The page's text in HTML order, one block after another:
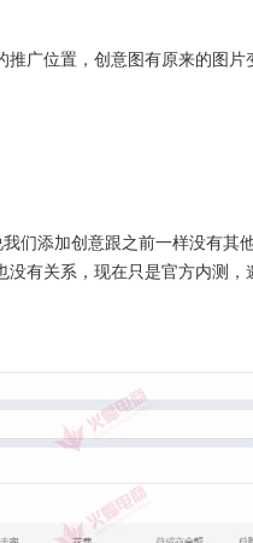
广位置，创意图有原来的图片
们添加创意跟之前一样没有其
有关系，现在只是官方内测，